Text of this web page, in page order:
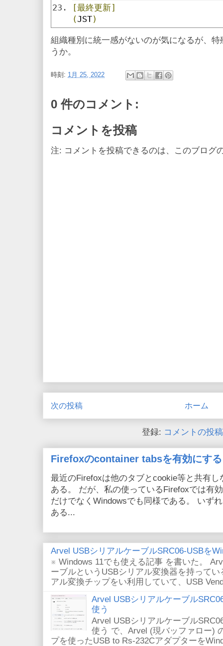
[最終更新]
(JST)
組織種別に統一感がないのが気になるが、
うか。
時刻: 1月 25, 2022
0 件のコメント:
コメントを投稿
注: コメントを投稿できるのは、このブログ
次の投稿 ホーム
登録: コメントの投
Firefoxのcontainer tabsを有効にする
最近のFirefoxは他のタブとcookie等と共有
ある。 だが、私の使っているFirefoxでは有
だけでなくWindowsでも同様である。 いず
ある...
Arvel USBシリアルケーブルSRC06-USBを
※ Windows 11でも使える記事 を書いた。
ーブルというUSBシリアル変換器を持って
アル変換チップをい利用していて、USB
Arvel USBシリアルケーブル
使う
Arvel USBシリアルケーブル
使う で、Arvel (現バッファロー)
プを使ったUSB to Rs-232Cアダプターを